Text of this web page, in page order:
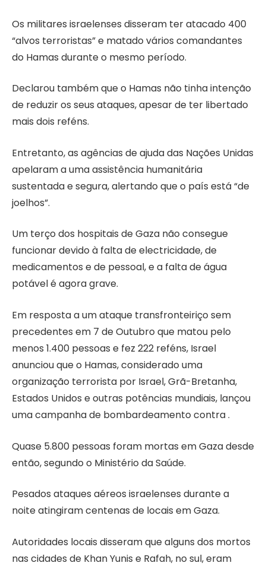
Os militares israelenses disseram ter atacado 400
“alvos terroristas” e matado vários comandantes
do Hamas durante o mesmo período.
Declarou também que o Hamas não tinha intenção
de reduzir os seus ataques, apesar de ter libertado
mais dois reféns.
Entretanto, as agências de ajuda das Nações Unidas
apelaram a uma assistência humanitária
sustentada e segura, alertando que o país está “de
joelhos”.
Um terço dos hospitais de Gaza não consegue
funcionar devido à falta de electricidade, de
medicamentos e de pessoal, e a falta de água
potável é agora grave.
Em resposta a um ataque transfronteiriço sem
precedentes em 7 de Outubro que matou pelo
menos 1.400 pessoas e fez 222 reféns, Israel
anunciou que o Hamas, considerado uma
organização terrorista por Israel, Grã-Bretanha,
Estados Unidos e outras potências mundiais, lançou
uma campanha de bombardeamento contra .
Quase 5.800 pessoas foram mortas em Gaza desde
então, segundo o Ministério da Saúde.
Pesados ​​​​ataques aéreos israelenses durante a
noite atingiram centenas de locais em Gaza.
Autoridades locais disseram que alguns dos mortos
nas cidades de Khan Yunis e Rafah, no sul, eram